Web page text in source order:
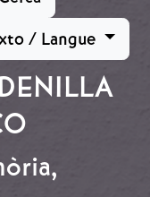
/ Langue